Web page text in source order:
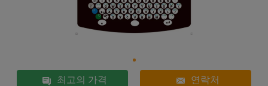
최고의 가격 연락처